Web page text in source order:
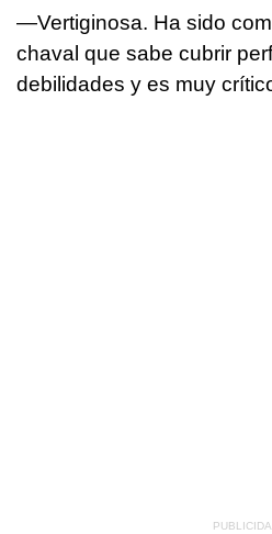
—Vertiginosa. Ha sido
chaval que sabe cubrir
debilidades y es muy